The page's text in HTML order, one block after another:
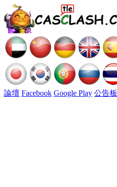
論壇 Facebook Google Play 公告板